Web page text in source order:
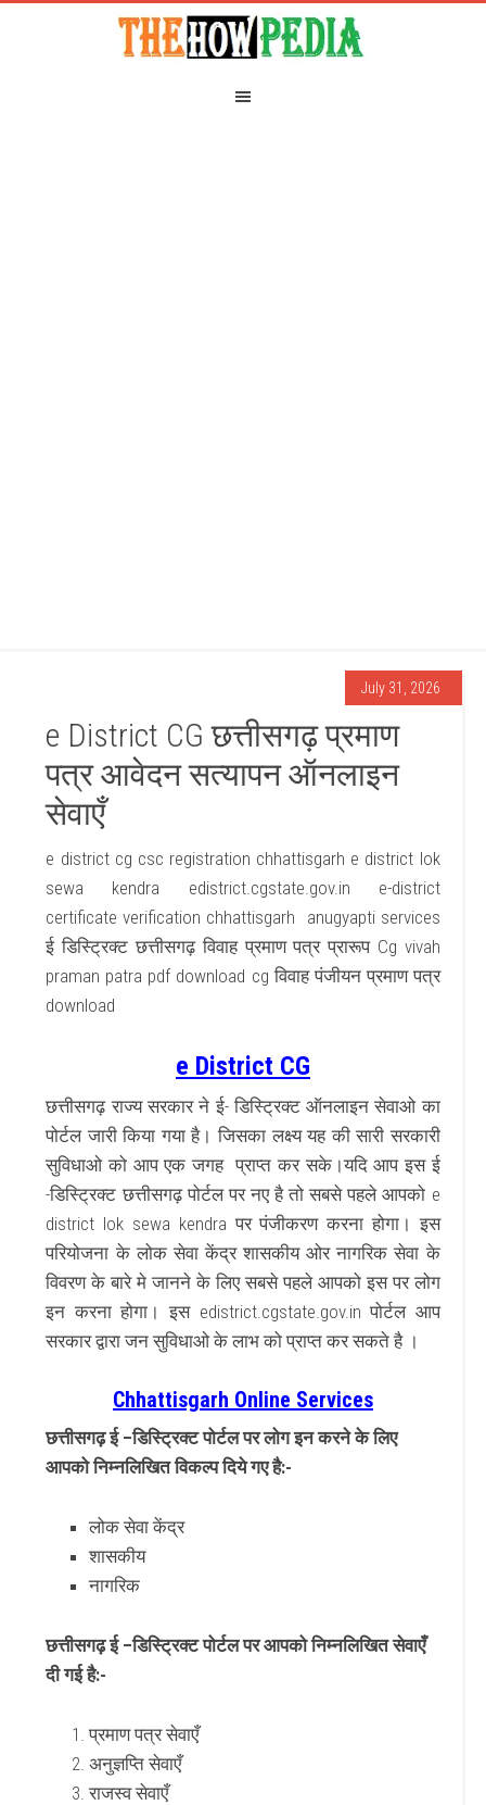
July 31, 2026
e District CG छत्तीसगढ़ प्रमाण
पत्र आवेदन सत्यापन ऑनलाइन
सेवाएँ
e district cg csc registration chhattisgarh e district lok
sewa kendra edistrict.cgstate.gov.in e-district
certificate verification chhattisgarh anugyapti services
ई डिस्ट्रिक्ट छत्तीसगढ़ विवाह प्रमाण पत्र प्रारूप Cg vivah
praman patra pdf download cg विवाह पंजीयन प्रमाण पत्र
download
e District CG
छत्तीसगढ़ राज्य सरकार ने ई- डिस्ट्रिक्ट ऑनलाइन सेवाओ का
पोर्टल जारी किया गया है। जिसका लक्ष्य यह की सारी सरकारी
सुविधाओ को आप एक जगह प्राप्त कर सके।यदि आप इस ई
-डिस्ट्रिक्ट छत्तीसगढ़ पोर्टल पर नए है तो सबसे पहले आपको e
district lok sewa kendra पर पंजीकरण करना होगा। इस
परियोजना के लोक सेवा केंद्र शासकीय ओर नागरिक सेवा के
विवरण के बारे मे जानने के लिए सबसे पहले आपको इस पर लोग
इन करना होगा। इस edistrict.cgstate.gov.in पोर्टल आप
सरकार द्वारा जन सुविधाओ के लाभ को प्राप्त कर सकते है ।
Chhattisgarh Online Services
छत्तीसगढ़ ई –डिस्ट्रिक्ट पोर्टल पर लोग इन करने के लिए
आपको निम्नलिखित विकल्प दिये गए है:-
लोक सेवा केंद्र
शासकीय
नागरिक
छत्तीसगढ़ ई –डिस्ट्रिक्ट पोर्टल पर आपको निम्नलिखित सेवाएँ
दी गई है:-
प्रमाण पत्र सेवाएँ
अनुज्ञप्ति सेवाएँ
राजस्व सेवाएँ